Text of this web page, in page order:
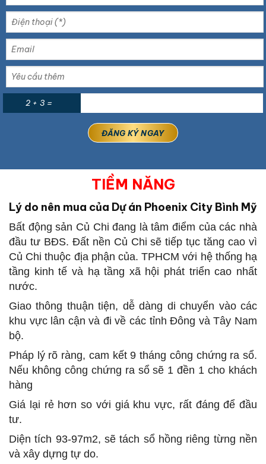
2 + 3 =
TIỀM NĂNG
Lý do nên mua của Dự án Phoenix City Bình Mỹ
Bất động sản Củ Chi đang là tâm điểm của các nhà
đầu tư BĐS. Đất nền Củ Chi sẽ tiếp tục tăng cao vì
Củ Chi thuộc địa phận của. TPHCM với hệ thống hạ
tầng kinh tế và hạ tầng xã hội phát triển cao nhất
nước.
Giao thông thuận tiện, dễ dàng di chuyển vào các
khu vực lân cận và đi về các tỉnh Đông và Tây Nam
bộ.
Pháp lý rõ ràng, cam kết 9 tháng công chứng ra sổ.
Nếu không công chứng ra sổ sẽ 1 đền 1 cho khách
hàng
Giá lại rẻ hơn so với giá khu vực, rất đáng để đầu
tư.
Diện tích 93-97m2, sẽ tách sổ hồng riêng từng nền
và xây dựng tự do.